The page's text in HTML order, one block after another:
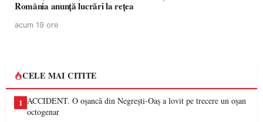
România anunță lucrări la rețea
acum 19 ore
CELE MAI CITITE
1 ACCIDENT. O oșancă din Negrești-Oaș a lovit pe trecere un oșan
octogenar